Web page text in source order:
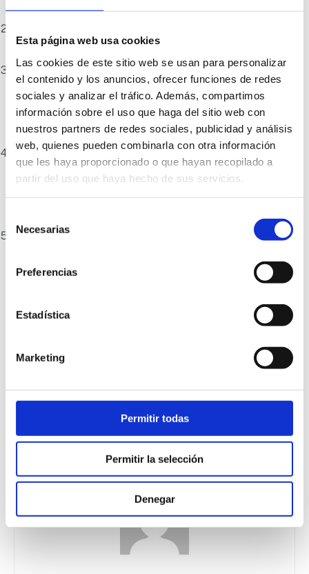
Esta página web usa cookies
Las cookies de este sitio web se usan para personalizar
el contenido y los anuncios, ofrecer funciones de redes
sociales y analizar el tráfico. Además, compartimos
información sobre el uso que haga del sitio web con
nuestros partners de redes sociales, publicidad y análisis
web, quienes pueden combinarla con otra información
que les haya proporcionado o que hayan recopilado a
partir del uso que haya hecho de sus servicios.
de Necesarias
Preferencias
Estadística
Marketing
Permitir todas
Permitir la selección
Denegar
muestra y el criterio de evaluación a implementar.
seleccione sea lo más representativa posible.
Elementos de Muestreo . Contar con el material y
elementos necesarios para poder seleccionar la
muestra. Seguidamente, se procederá a la preparación
de la muestra.
Conservación de la muestra. Para muestras
perecederas, es fundamental que existan congeladores
y máquinas heladeras para el transporte en las mismas
Formalización del muestreo
. A través del acta de
condiciones de conservación, la técnica utilizada, etc.
condiciones excelentes es una de las metas que se ha
. Gracias a
nuestro proceso de aprendizaje flexible y especializado
formamos a futuros investigadoresdentro del sector